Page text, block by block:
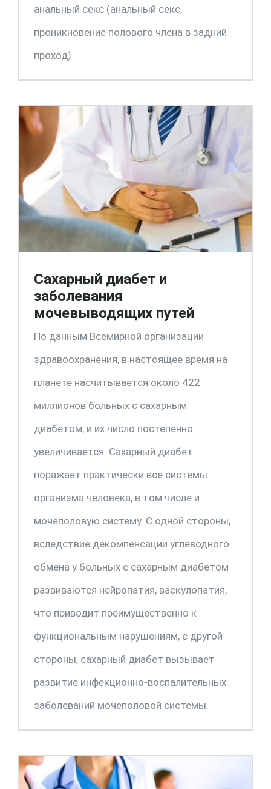
анальный секс (анальный секс,
проникновение полового члена в задний
проход)
Сахарный диабет и
заболевания
мочевыводящих путей
По данным Всемирной организации
здравоохранения, в настоящее время на
планете насчитывается около 422
миллионов больных с сахарным
диабетом, и их число постепенно
увеличивается. Сахарный диабет
поражает практически все системы
организма человека, в том числе и
мочеполовую систему. С одной стороны,
вследствие декомпенсации углеводного
обмена у больных с сахарным диабетом
развиваются нейропатия, васкулопатия,
что приводит преимущественно к
функциональным нарушениям, с другой
стороны, сахарный диабет вызывает
развитие инфекционно-воспалительных
заболеваний мочеполовой системы.